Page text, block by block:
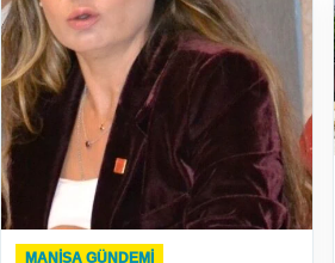
MANISA GÜNDEMI